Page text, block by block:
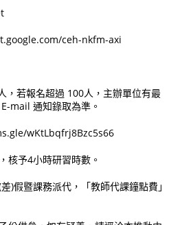
ceh-nkfm-axi
，若報名超過 100人，主辦單位有最
mail 通知錄取為準。
wKtLbqfrj8Bzc5s66
核予4小時研習時數。
)假暨課務派代，「教師代課鐘點費」